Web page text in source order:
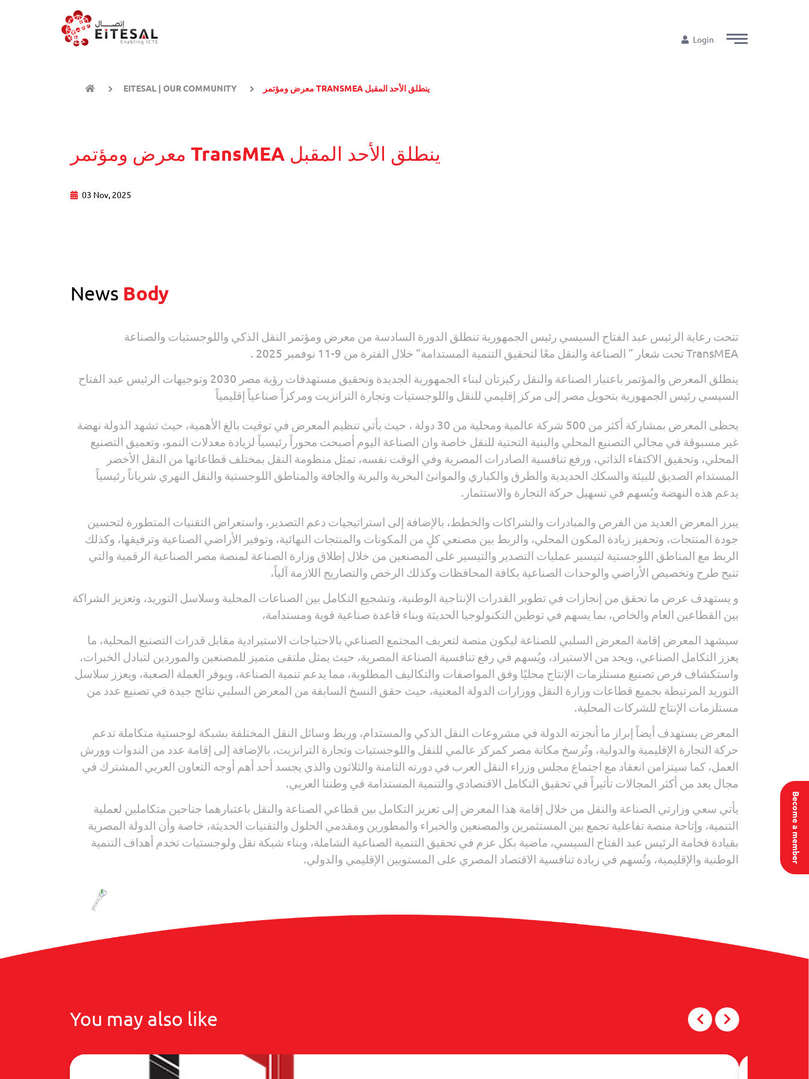
Login
Become a member
EITESAL | OUR COMMUNITY معرض ومؤتمر TRANSMEA ينطلق الأحد المقبل
معرض ومؤتمر TransMEA ينطلق الأحد المقبل
03 Nov, 2025
News Body
تتحت رعاية الرئيس عبد الفتاح السيسي رئيس الجمهورية تنطلق الدورة السادسة من معرض ومؤتمر النقل الذكي واللوجستيات والصناعة
TransMEA تحت شعار ” الصناعة والنقل معًا لتحقيق التنمية المستدامة” خلال الفترة من 9-11 نوفمبر 2025 .
ينطلق المعرض والمؤتمر باعتبار الصناعة والنقل ركيزتان لبناء الجمهورية الجديدة وتحقيق مستهدفات رؤية مصر 2030 وتوجيهات الرئيس عبد الفتاح
السيسي رئيس الجمهورية بتحويل مصر إلى مركز إقليمي للنقل واللوجستيات وتجارة الترانزيت ومركزاً صناعياً إقليمياً
يحظى المعرض بمشاركة أكثر من 500 شركة عالمية ومحلية من 30 دولة ، حيث يأتي تنظيم المعرض في توقيت بالغ الأهمية، حيث تشهد الدولة نهضة
غير مسبوقة في مجالي التصنيع المحلي والبنية التحتية للنقل خاصة وان الصناعة اليوم أصبحت محوراً رئيسياً لزيادة معدلات النمو، وتعميق التصنيع
المحلي، وتحقيق الاكتفاء الذاتي، ورفع تنافسية الصادرات المصرية وفي الوقت نفسه، تمثل منظومة النقل بمختلف قطاعاتها من النقل الأخضر
المستدام الصديق للبيئة والسكك الحديدية والطرق والكباري والموانئ البحرية والبرية والجافة والمناطق اللوجستية والنقل النهري شرياناً رئيسياً
يدعم هذه النهضة ويُسهم في تسهيل حركة التجارة والاستثمار.
يبرز المعرض العديد من الفرص والمبادرات والشراكات والخطط، بالإضافة إلى استراتيجيات دعم التصدير، واستعراض التقنيات المتطورة لتحسين
جودة المنتجات، وتحفيز زيادة المكون المحلي، والربط بين مصنعي كلٍ من المكونات والمنتجات النهائية، وتوفير الأراضي الصناعية وترفيقها، وكذلك
الربط مع المناطق اللوجستية لتيسير عمليات التصدير والتيسير على المصنعين من خلال إطلاق وزارة الصناعة لمنصة مصر الصناعية الرقمية والتي
تتيح طرح وتخصيص الأراضي والوحدات الصناعية بكافة المحافظات وكذلك الرخص والتصاريح اللازمة آلياً،
و يستهدف عرض ما تحقق من إنجازات في تطوير القدرات الإنتاجية الوطنية، وتشجيع التكامل بين الصناعات المحلية وسلاسل التوريد، وتعزيز الشراكة
بين القطاعين العام والخاص، بما يسهم في توطين التكنولوجيا الحديثة وبناء قاعدة صناعية قوية ومستدامة،
سيشهد المعرض إقامة المعرض السلبي للصناعة ليكون منصة لتعريف المجتمع الصناعي بالاحتياجات الاستيرادية مقابل قدرات التصنيع المحلية، ما
يعزز التكامل الصناعي، ويحد من الاستيراد، ويُسهم في رفع تنافسية الصناعة المصرية، حيث يمثل ملتقى متميز للمصنعين والموردين لتبادل الخبرات،
واستكشاف فرص تصنيع مستلزمات الإنتاج محليًا وفق المواصفات والتكاليف المطلوبة، مما يدعم تنمية الصناعة، ويوفر العملة الصعبة، ويعزز سلاسل
التوريد المرتبطة بجميع قطاعات وزارة النقل ووزارات الدولة المعنية، حيث حقق النسخ السابقة من المعرض السلبي نتائج جيدة في تصنيع عدد من
مستلزمات الإنتاج للشركات المحلية.
المعرض يستهدف أيضاً إبراز ما أنجزته الدولة في مشروعات النقل الذكي والمستدام، وربط وسائل النقل المختلفة بشبكة لوجستية متكاملة تدعم
حركة التجارة الإقليمية والدولية، وتُرسخ مكانة مصر كمركز عالمي للنقل واللوجستيات وتجارة الترانزيت، بالإضافة إلى إقامة عدد من الندوات وورش
العمل، كما سيتزامن انعقاد مع اجتماع مجلس وزراء النقل العرب في دورته الثامنة والثلاثون والذي يجسد أحد أهم أوجه التعاون العربي المشترك في
مجال يعد من أكثر المجالات تأثيراً في تحقيق التكامل الاقتصادي والتنمية المستدامة في وطننا العربي.
يأتي سعي وزارتي الصناعة والنقل من خلال إقامة هذا المعرض إلى تعزيز التكامل بين قطاعي الصناعة والنقل باعتبارهما جناحين متكاملين لعملية
التنمية، وإتاحة منصة تفاعلية تجمع بين المستثمرين والمصنعين والخبراء والمطورين ومقدمي الحلول والتقنيات الحديثة، خاصة وأن الدولة المصرية
بقيادة فخامة الرئيس عبد الفتاح السيسي، ماضية بكل عزم في تحقيق التنمية الصناعية الشاملة، وبناء شبكة نقل ولوجستيات تخدم أهداف التنمية
الوطنية والإقليمية، وتُسهم في زيادة تنافسية الاقتصاد المصري على المستويين الإقليمي والدولي.
You may also like